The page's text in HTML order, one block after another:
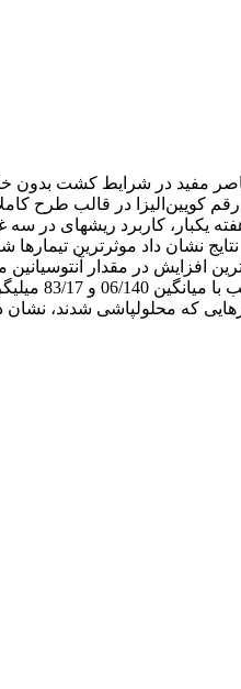
در شرایط کشت بدون خاک
در قالب طرح
کاربرد ریشه‏ای در سه
نشان داد موثرترین
در لیتر و بیشترین افزایش در
مشاهده شد.
که محلول‏پاشی شدند، نشان